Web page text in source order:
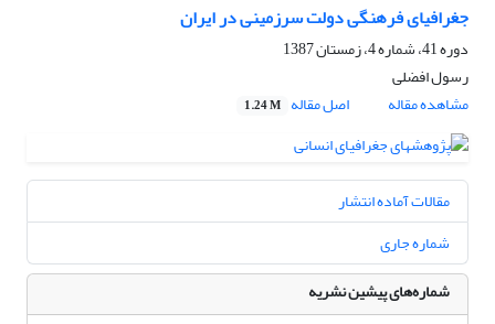
جغرافیای فرهنگی دولت سرزمینی در ایران
دوره 41، شماره 4، زمستان 1387
رسول افضلی
مشاهده مقاله
اصل مقاله 1.24 M
مقالات آماده انتشار
شماره جاری
شماره‌های پیشین نشریه